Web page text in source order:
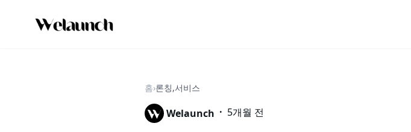
홈›론칭,서비스
Welaunch · 5개월 전